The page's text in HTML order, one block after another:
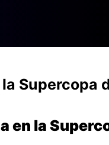
Supercopa
en la